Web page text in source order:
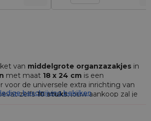
van middelgrote organzazakjes in
met maat 18 x 24 cm is een
voor de universele extra inrichting van
zelfs10 stuks, jouw aankoop zal je
beschrijving bekijken